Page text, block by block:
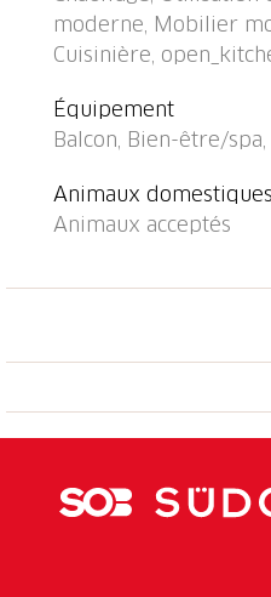
"SBB - CFF Locarno" 700
& Salini, Locarno" 1 km,
moderne, Mobilier
Cuisinière,
Équipement
Balcon, Bien-être/spa,
Animaux domestiques
Animaux acceptés